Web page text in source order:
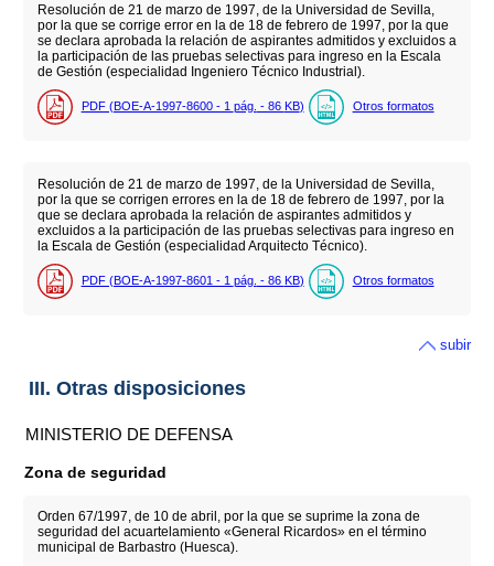
Resolución de 21 de marzo de 1997, de la Universidad de Sevilla,
por la que se corrige error en la de 18 de febrero de 1997, por la que
se declara aprobada la relación de aspirantes admitidos y excluidos a
la participación de las pruebas selectivas para ingreso en la Escala
de Gestión (especialidad Ingeniero Técnico Industrial).
PDF (BOE-A-1997-8600 - 1 pág. - 86 KB) Otros formatos
Resolución de 21 de marzo de 1997, de la Universidad de Sevilla,
por la que se corrigen errores en la de 18 de febrero de 1997, por la
que se declara aprobada la relación de aspirantes admitidos y
excluidos a la participación de las pruebas selectivas para ingreso en
la Escala de Gestión (especialidad Arquitecto Técnico).
PDF (BOE-A-1997-8601 - 1 pág. - 86 KB) Otros formatos
subir
III. Otras disposiciones
MINISTERIO DE DEFENSA
Zona de seguridad
Orden 67/1997, de 10 de abril, por la que se suprime la zona de
seguridad del acuartelamiento «General Ricardos» en el término
municipal de Barbastro (Huesca).